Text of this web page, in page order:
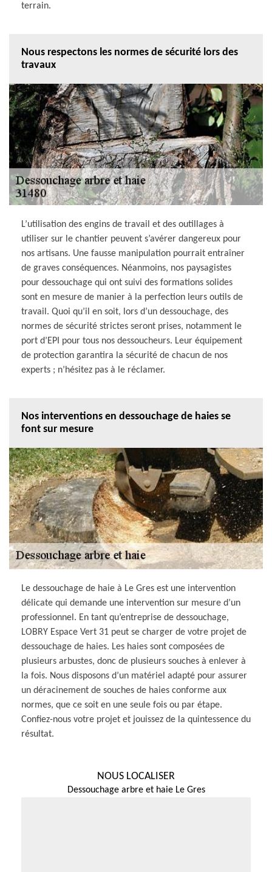
terrain.
Nous respectons les normes de sécurité lors des
travaux
L’utilisation des engins de travail et des outillages à
utiliser sur le chantier peuvent s’avérer dangereux pour
nos artisans. Une fausse manipulation pourrait entraîner
de graves conséquences. Néanmoins, nos paysagistes
pour dessouchage qui ont suivi des formations solides
sont en mesure de manier à la perfection leurs outils de
travail. Quoi qu’il en soit, lors d’un dessouchage, des
normes de sécurité strictes seront prises, notamment le
port d’EPI pour tous nos dessoucheurs. Leur équipement
de protection garantira la sécurité de chacun de nos
experts ; n’hésitez pas à le réclamer.
Nos interventions en dessouchage de haies se
font sur mesure
Le dessouchage de haie à Le Gres est une intervention
délicate qui demande une intervention sur mesure d’un
professionnel. En tant qu’entreprise de dessouchage,
LOBRY Espace Vert 31 peut se charger de votre projet de
dessouchage de haies. Les haies sont composées de
plusieurs arbustes, donc de plusieurs souches à enlever à
la fois. Nous disposons d’un matériel adapté pour assurer
un déracinement de souches de haies conforme aux
normes, que ce soit en une seule fois ou par étape.
Confiez-nous votre projet et jouissez de la quintessence du
résultat.
NOUS LOCALISER
Dessouchage arbre et haie Le Gres